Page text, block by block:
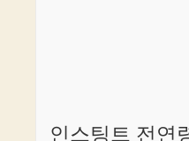
인스팅트 전연